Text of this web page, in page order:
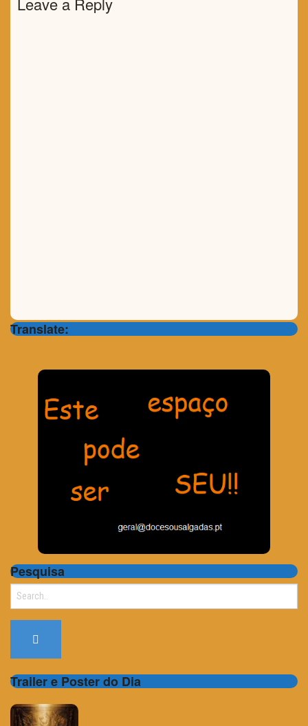
Translate:
Pesquisa
Search
Trailer e Poster do Dia